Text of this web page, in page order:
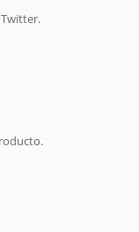
Twitter.